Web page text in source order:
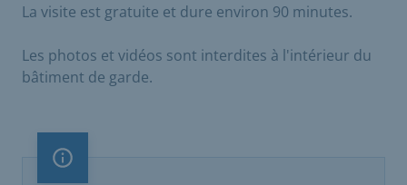
La visite est gratuite et dure environ 90 minutes.
Les photos et vidéos sont interdites à l'intérieur du
bâtiment de garde.
Remarque importante